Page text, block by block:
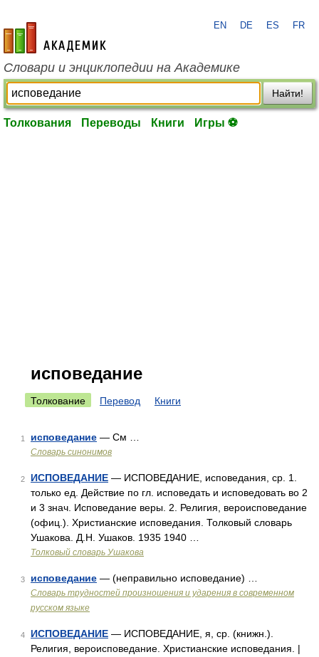
academic.ru
EN DE ES FR
Словари и энциклопедии на Академике
Найти!
Толкования Переводы Книги Игры ⚽
исповедание
Толкование Перевод Книги
1 исповедание — См …
Словарь синонимов
2 ИСПОВЕДАНИЕ — ИСПОВЕДАНИЕ, исповедания, ср. 1.
только ед. Действие по гл. исповедать и исповедовать во 2
и 3 знач. Исповедание веры. 2. Религия, вероисповедание
(офиц.). Христианские исповедания. Толковый словарь
Ушакова. Д.Н. Ушаков. 1935 1940 …
Толковый словарь Ушакова
3 исповедание — (неправильно исповедание) …
Словарь трудностей произношения и ударения в современном
русском языке
4 ИСПОВЕДАНИЕ — ИСПОВЕДАНИЕ, я, ср. (книжн.).
Религия, вероисповедание. Христианские исповедания. |